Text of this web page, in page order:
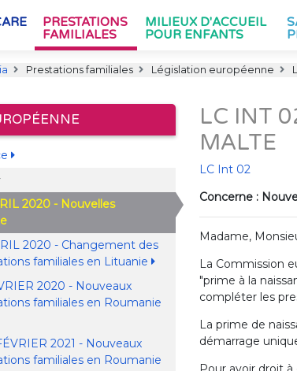
PRESTATIONS
FAMILIALES
MILIEUX D'ACCUEIL
POUR ENFANTS
Prestations familiales Législation européenne
2020 - Nouvelles
2020 - Changement des
familiales en Lituanie
2020 - Nouveaux
familiales en Roumanie
2021 - Nouveaux
familiales en Roumanie
LC INT
MALTE
LC Int 02
Concerne :
Madame,
La Commission
"prime à la
compléter les
La prime de
démarrage